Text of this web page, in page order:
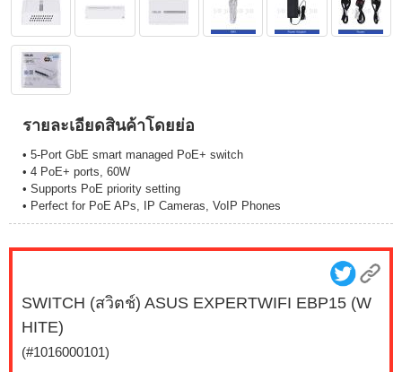
รายละเอียดสินค้าโดยย่อ
• 5-Port GbE smart managed PoE+ switch
• 4 PoE+ ports, 60W
• Supports PoE priority setting
• Perfect for PoE APs, IP Cameras, VoIP Phones
SWITCH (สวิตช์) ASUS EXPERTWIFI EBP15 (W
HITE)
(#1016000101)